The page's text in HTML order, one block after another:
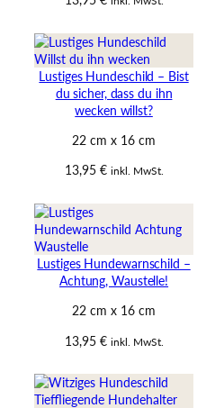
Lustiges Hundeschild – Bist
du sicher, dass du ihn
wecken willst?
22 cm x 16 cm
13,95 € inkl. MwSt.
Lustiges Hundewarnschild –
Achtung, Waustelle!
22 cm x 16 cm
13,95 € inkl. MwSt.